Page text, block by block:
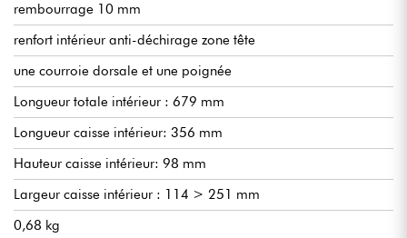
rembourrage 10 mm
renfort intérieur anti-déchirage zone tête
une courroie dorsale et une poignée
Longueur totale intérieur : 679 mm
Longueur caisse intérieur: 356 mm
Hauteur caisse intérieur: 98 mm
Largeur caisse intérieur : 114 > 251 mm
0,68 kg